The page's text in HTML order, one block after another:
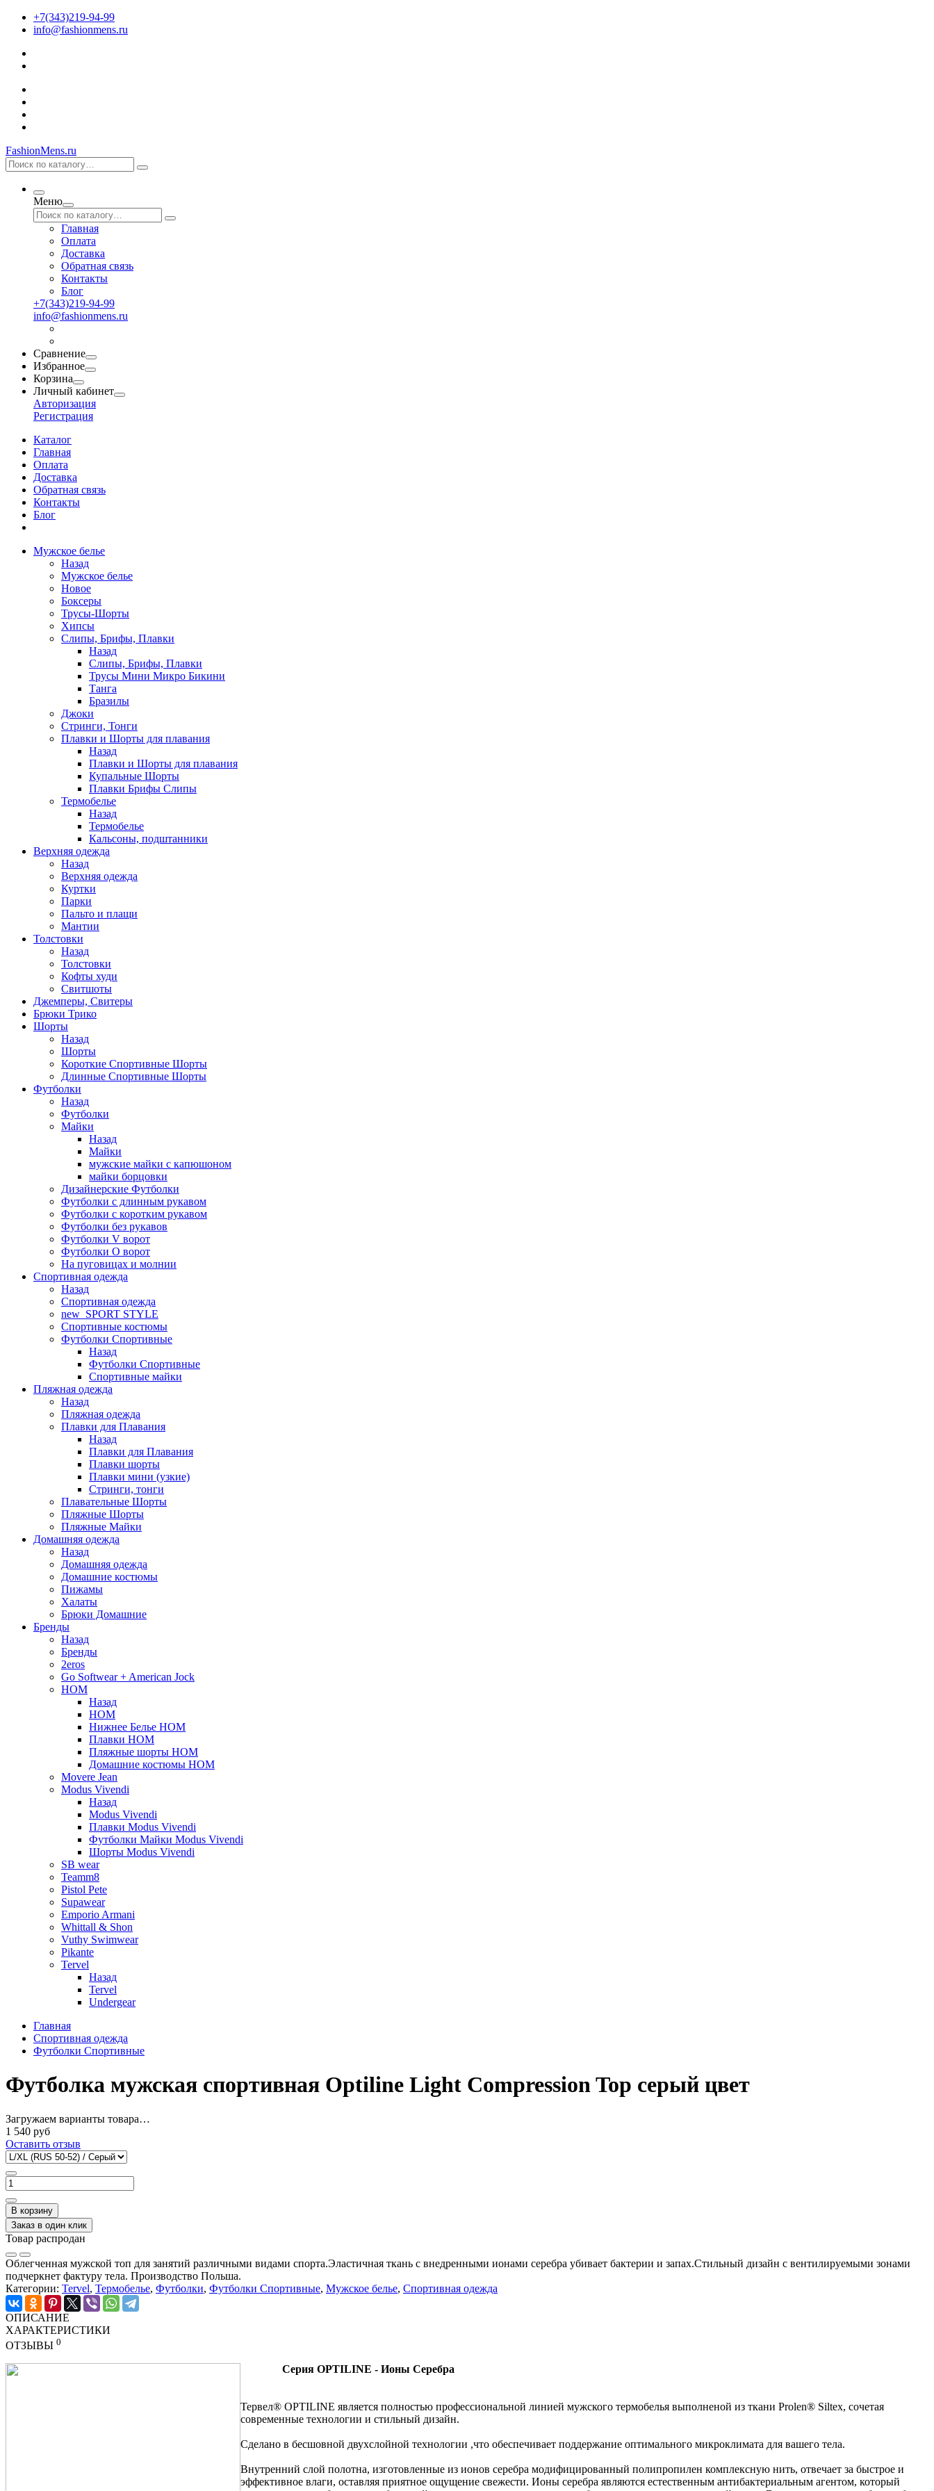
+7(343)219-94-99
info@fashionmens.ru
FashionMens.ru
Меню
Главная
Оплата
Доставка
Обратная связь
Контакты
Блог
+7(343)219-94-99
info@fashionmens.ru
Сравнение
Избранное
Корзина
Личный кабинет
Авторизация
Регистрация
Каталог
Главная
Оплата
Доставка
Обратная связь
Контакты
Блог
Мужское белье
Назад
Мужское белье
Новое
Боксеры
Трусы-Шорты
Хипсы
Слипы, Брифы, Плавки
Назад
Слипы, Брифы, Плавки
Трусы Мини Микро Бикини
Танга
Бразилы
Джоки
Стринги, Тонги
Плавки и Шорты для плавания
Назад
Плавки и Шорты для плавания
Купальные Шорты
Плавки Брифы Слипы
Термобелье
Назад
Термобелье
Кальсоны, подштанники
Верхняя одежда
Назад
Верхняя одежда
Куртки
Парки
Пальто и плащи
Мантии
Толстовки
Назад
Толстовки
Кофты худи
Свитшоты
Джемперы, Свитеры
Брюки Трико
Шорты
Назад
Шорты
Короткие Спортивные Шорты
Длинные Спортивные Шорты
Футболки
Назад
Футболки
Майки
Назад
Майки
мужские майки с капюшоном
майки борцовки
Дизайнерские Футболки
Футболки с длинным рукавом
Футболки с коротким рукавом
Футболки без рукавов
Футболки V ворот
Футболки O ворот
На пуговицах и молнии
Спортивная одежда
Назад
Спортивная одежда
new_SPORT STYLE
Спортивные костюмы
Футболки Спортивные
Назад
Футболки Спортивные
Спортивные майки
Пляжная одежда
Назад
Пляжная одежда
Плавки для Плавания
Назад
Плавки для Плавания
Плавки шорты
Плавки мини (узкие)
Стринги, тонги
Плавательные Шорты
Пляжные Шорты
Пляжные Майки
Домашняя одежда
Назад
Домашняя одежда
Домашние костюмы
Пижамы
Халаты
Брюки Домашние
Бренды
Назад
Бренды
2eros
Go Softwear + American Jock
HOM
Назад
HOM
Нижнее Белье HOM
Плавки HOM
Пляжные шорты HOM
Домашние костюмы HOM
Movere Jean
Modus Vivendi
Назад
Modus Vivendi
Плавки Modus Vivendi
Футболки Майки Modus Vivendi
Шорты Modus Vivendi
SB wear
Teamm8
Pistol Pete
Supawear
Emporio Armani
Whittall & Shon
Vuthy Swimwear
Pikante
Tervel
Назад
Tervel
Undergear
Главная
Спортивная одежда
Футболки Спортивные
Футболка мужская спортивная Optiline Light Compression Top серый цвет
Загружаем варианты товара…
1 540 руб
Оставить отзыв
В корзину
Заказ в один клик
Товар распродан
Облегченная мужской топ для занятий различными видами спорта.Эластичная ткань с внедренными ионами серебра убивает бактерии и запах.Стильный дизайн с вентилируемыми зонами
подчеркнет фактуру тела. Производство Польша.
Категории: Tervel, Термобелье, Футболки, Футболки Спортивные, Мужское белье, Спортивная одежда
ОПИСАНИЕ
ХАРАКТЕРИСТИКИ
ОТЗЫВЫ 0
Серия OPTILINE - Ионы Серебра
Тервел® OPTILINE является полностью профессиональной линией мужского термобелья выполненой из ткани Prolen® Siltex, сочетая
современные технологии и стильный дизайн.
Сделано в бесшовной двухслойной технологии ,что обеспечивает поддержание оптимального микроклимата для вашего тела.
Внутренний слой полотна, изготовленные из ионов серебра модифицированный полипропилен комплексную нить, отвечает за быстрое и
эффективное влаги, оставляя приятное ощущение свежести. Ионы серебра являются естественным антибактериальным агентом, который